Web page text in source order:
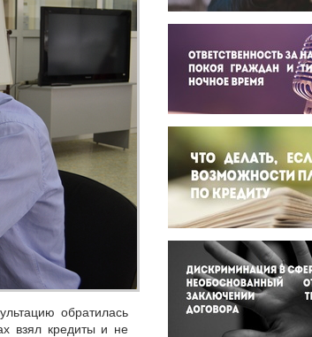
обратилась
взял кредиты и не